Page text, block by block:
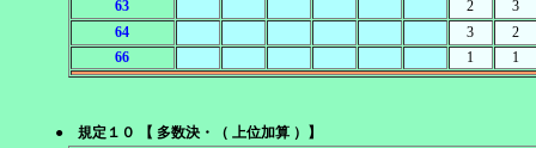
63
2
3
64
3
2
66
1 1
● 規定１０ 【 多数決・（ 上位加算 ）】